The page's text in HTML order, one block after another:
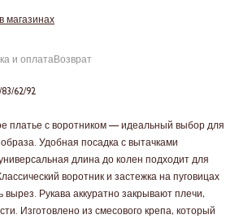
магазинах
и оплатаВозврат
62/92
платье с воротником — идеальный выбор для
Удобная посадка с вытачками
длина до колен подходит для
воротник и застежка на пуговицах
вырез. Рукава аккуратно закрывают плечи,
Изготовлено из смесового крепа, который